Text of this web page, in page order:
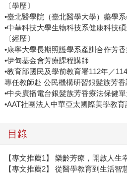
〔學歷〕
•臺北醫學院（臺北醫學大學）藥學
•中華科技大學生物科技系健康科技
〔經歷〕
•康寧大學長期照護學系產訓合作芳
•伊甸基金會芳療課程講師
•教育部國民及學前教育署112年／
專任教師赴 公民機構研習銀髮族芳
•中央廣播電台銀髮族芳香療法保健
•AAT社團法人中華亞太國際美學教
目錄
【專文推薦1】 樂齡芳療，開啟人生
【專文推薦2】 從醫學教育到生活智